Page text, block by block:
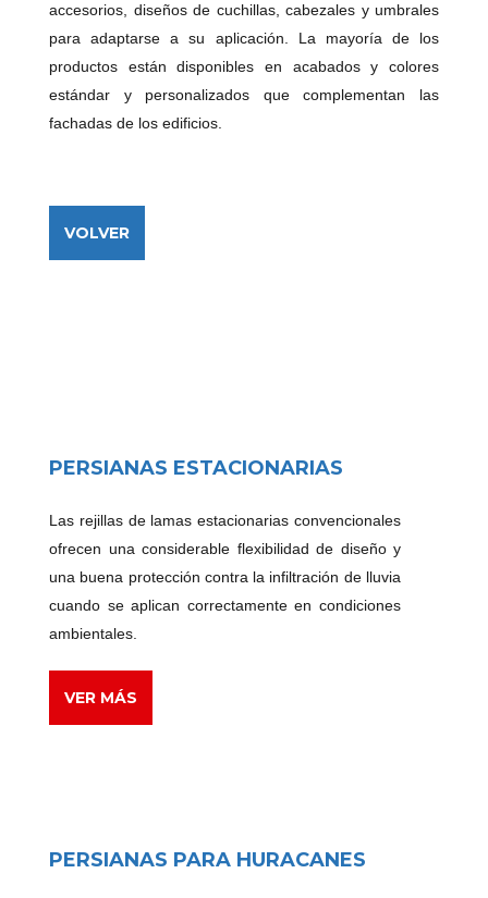
accesorios, diseños de cuchillas, cabezales y umbrales
para adaptarse a su aplicación. La mayoría de los
productos están disponibles en acabados y colores
estándar y personalizados que complementan las
fachadas de los edificios.
VOLVER
PERSIANAS ESTACIONARIAS
Las rejillas de lamas estacionarias convencionales
ofrecen una considerable flexibilidad de diseño y
una buena protección contra la infiltración de lluvia
cuando se aplican correctamente en condiciones
ambientales.
VER MÁS
PERSIANAS PARA HURACANES